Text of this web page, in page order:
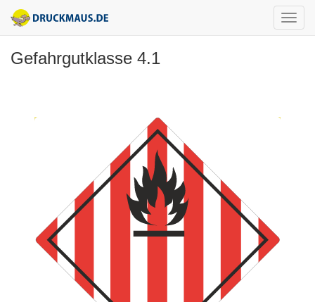
Gefahrgutklasse 4.1